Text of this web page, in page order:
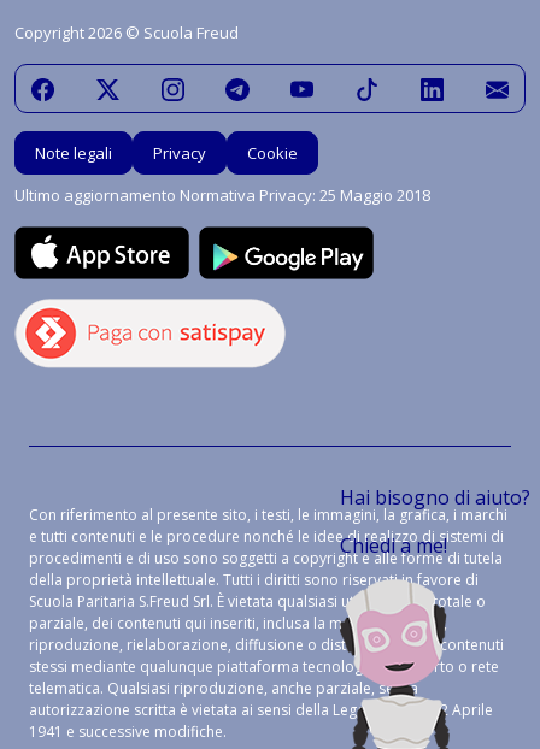
Hai bisogno di aiuto?
Chiedi a me!
Copyright 2026 © Scuola Freud
Note legali Privacy
Cookie
Ultimo aggiornamento Normativa Privacy: 25 Maggio 2018
Con riferimento al presente sito, i testi, le immagini, la grafica, i marchi
e tutti contenuti e le procedure nonché le idee di realizzo di sistemi di
procedimenti e di uso sono soggetti a copyright e alle forme di tutela
della proprietà intellettuale. Tutti i diritti sono riservati in favore di
Scuola Paritaria S.Freud Srl. È vietata qualsiasi utilizzazione, totale o
parziale, dei contenuti qui inseriti, inclusa la memorizzazione,
riproduzione, rielaborazione, diffusione o distribuzione dei contenuti
stessi mediante qualunque piattaforma tecnologica, supporto o rete
telematica. Qualsiasi riproduzione, anche parziale, senza
autorizzazione scritta è vietata ai sensi della Legge 633 del 22 Aprile
1941 e successive modifiche.